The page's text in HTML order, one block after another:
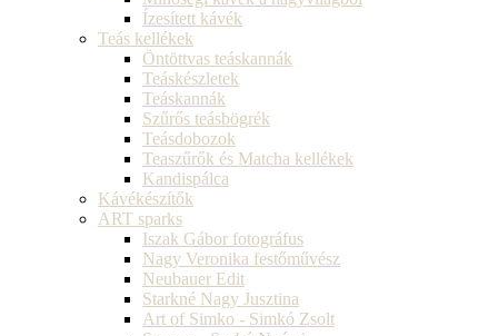
Ízesített kávék
Teás kellékek
Öntöttvas teáskannák
Teáskészletek
Teáskannák
Szűrős teásbögrék
Teásdobozok
Teaszűrők és Matcha kellékek
Kandispálca
Kávékészítők
ART sparks
Iszak Gábor fotográfus
Nagy Veronika festőművész
Neubauer Edit
Starkné Nagy Jusztina
Art of Simko - Simkó Zsolt